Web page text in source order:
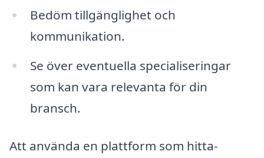
Bedöm tillgänglighet och
kommunikation.
Se över eventuella specialiseringar
som kan vara relevanta för din
bransch.
Att använda en plattform som hitta-